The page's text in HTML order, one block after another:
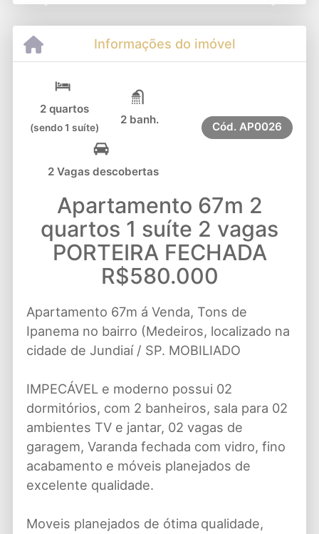
Informações do imóvel
2 quartos
(sendo 1 suíte)
2 banh.
2 Vagas descobertas
Cód. AP0026
Apartamento 67m 2
quartos 1 suíte 2 vagas
PORTEIRA FECHADA
R$580.000
Apartamento 67m á Venda, Tons de
Ipanema no bairro (Medeiros, localizado na
cidade de Jundiaí / SP. MOBILIADO
IMPECÁVEL e moderno possui 02
dormitórios, com 2 banheiros, sala para 02
ambientes TV e jantar, 02 vagas de
garagem, Varanda fechada com vidro, fino
acabamento e móveis planejados de
excelente qualidade.
Moveis planejados de ótima qualidade,